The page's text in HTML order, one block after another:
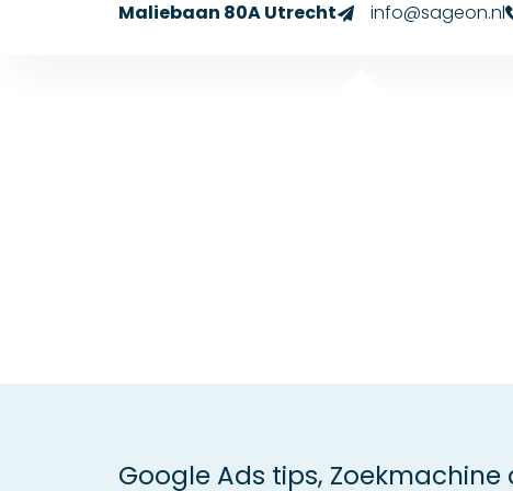
Maliebaan 80A Utrecht info@sageon.nl
Google Ads tips, Zoekmachine